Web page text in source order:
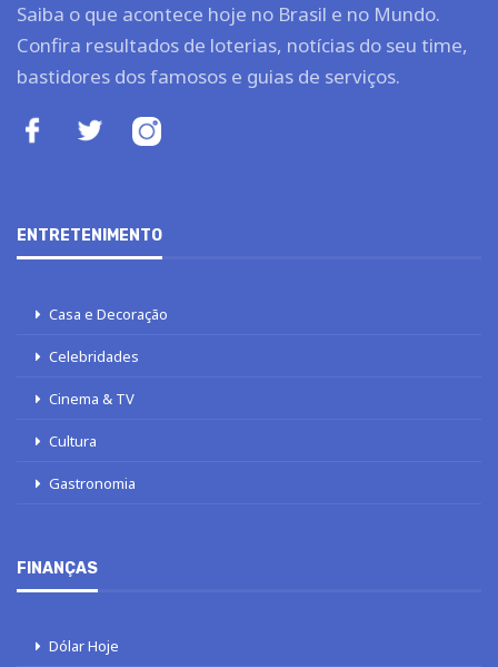
Saiba o que acontece hoje no Brasil e no Mundo.
Confira resultados de loterias, notícias do seu time,
bastidores dos famosos e guias de serviços.
ENTRETENIMENTO
Casa e Decoração
Celebridades
Cinema & TV
Cultura
Gastronomia
FINANÇAS
Dólar Hoje